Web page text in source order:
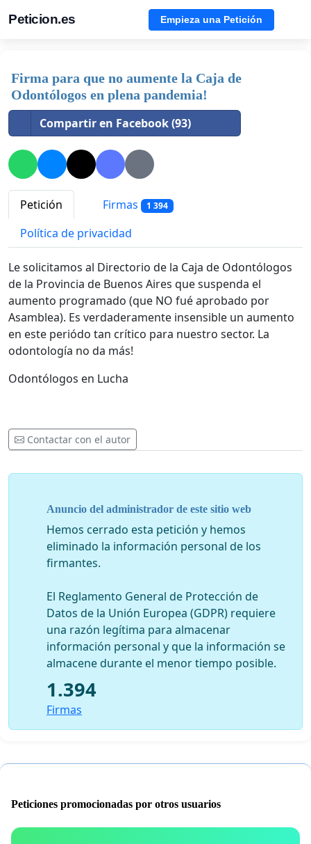
Peticion.es Empieza una Petición
Firma para que no aumente la Caja de
Odontólogos en plena pandemia!
Compartir en Facebook (93)
Petición Firmas 1 394
Política de privacidad
Le solicitamos al Directorio de la Caja de Odontólogos
de la Provincia de Buenos Aires que suspenda el
aumento programado (que NO fué aprobado por
Asamblea). Es verdaderamente insensible un aumento
en este periódo tan crítico para nuestro sector. La
odontología no da más!
Odontólogos en Lucha
Contactar con el autor
Anuncio del administrador de este sitio web
Hemos cerrado esta petición y hemos
eliminado la información personal de los
firmantes.
El Reglamento General de Protección de
Datos de la Unión Europea (GDPR) requiere
una razón legítima para almacenar
información personal y que la información se
almacene durante el menor tiempo posible.
1.394
Firmas
Peticiones promocionadas por otros usuarios